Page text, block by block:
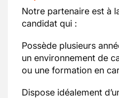
Notre partenaire est à
candidat qui :
Possède plusieurs
un environnement de
ou une formation en
Dispose idéalement